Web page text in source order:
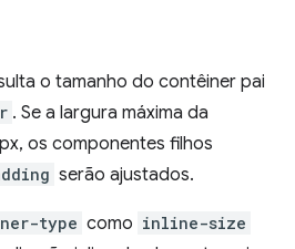
o tamanho do contêiner pai
. Se a largura máxima da
os componentes filhos
serão ajustados.
type como inline-size